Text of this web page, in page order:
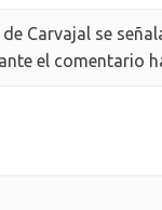
Carvajal se
el comentario